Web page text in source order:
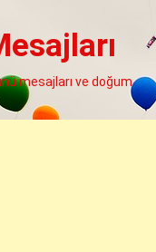
mesajları ve doğum